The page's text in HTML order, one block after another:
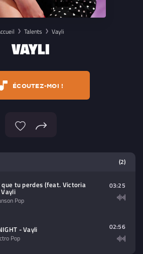
Talents Vayli
VAYLI
ÉCOUTEZ-MOI !
à lire (audio/video)
(2)
que tu perdes (feat. Victoria
Pop
03:25
- Vayli
Pop
02:56